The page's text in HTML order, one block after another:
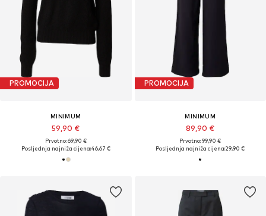
PROMOCIJA
MINIMUM
59,90 €
Prvotno: 69,90 €
Posljednja najniža cijena:46,67 €
PROMOCIJA
MINIMUM
89,90 €
Prvotno: 99,90 €
Posljednja najniža cijena:29,90 €